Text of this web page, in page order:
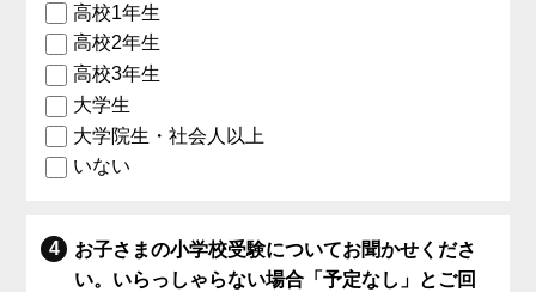
高校1年生
高校2年生
高校3年生
大学生
大学院生・社会人以上
いない
お子さまの小学校受験についてお聞かせくださ
い。いらっしゃらない場合「予定なし」とご回